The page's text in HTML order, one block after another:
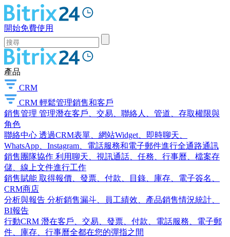
開始免費使用
產品
CRM
CRM 輕鬆管理銷售和客戶
銷售管理 管理潛在客戶、交易、聯絡人、管道、存取權限與
角色
聯絡中心 透過CRM表單、網站Widget、即時聊天、
WhatsApp、Instagram、電話服務和電子郵件進行全通路通訊
銷售團隊協作 利用聊天、視訊通話、任務、行事曆、檔案存
儲、線上文件進行工作
銷售賦能 取得報價、發票、付款、目錄、庫存、電子簽名、
CRM商店
分析與報告 分析銷售漏斗、員工績效、產品銷售情況統計、
BI報告
行動CRM 潛在客戶、交易、發票、付款、電話服務、電子郵
件、庫存、行事曆全都在您的彈指之間